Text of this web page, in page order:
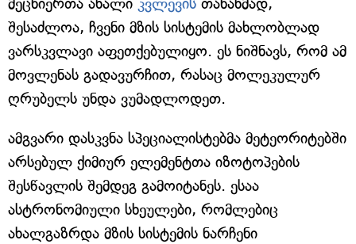
მეცნიერთა ახალი კვლევის თანახმად,
შესაძლოა, ჩვენი მზის სისტემის მახლობლად
ვარსკვლავი აფეთქებულიყო. ეს ნიშნავს, რომ ამ
მოვლენას გადავურჩით, რასაც მოლეკულურ
ღრუბელს უნდა ვუმადლოდეთ.
ამგვარი დასკვნა სპეციალისტებმა მეტეორიტებში
არსებულ ქიმიურ ელემენტთა იზოტოპების
შესწავლის შემდეგ გამოიტანეს. ესაა
ასტრონომიული სხეულები, რომლებიც
ახალგაზრდა მზის სისტემის ნარჩენი